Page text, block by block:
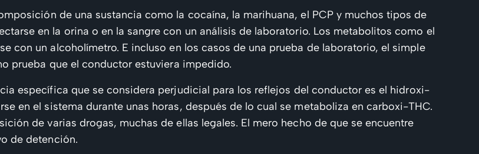
de una sustancia como la cocaína, la marihuana, el PCP y muchos tipos de
en la orina o en la sangre con un análisis de laboratorio. Los metabolitos como el
con un alcoholímetro. E incluso en los casos de una prueba de laboratorio, el simple
prueba que el conductor estuviera impedido.
específica que se considera perjudicial para los reflejos del conductor es el hidroxi-
en el sistema durante unas horas, después de lo cual se metaboliza en carboxi-THC.
de varias drogas, muchas de ellas legales. El mero hecho de que se encuentre
de detención.